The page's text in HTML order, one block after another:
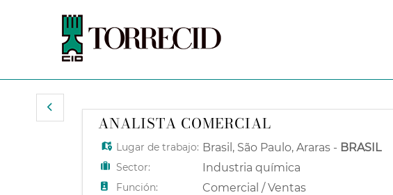
ANALISTA COMERCIAL
Lugar de trabajo: Brasil , São Paulo,Araras - BRASIL
Sector: Industria química
Función: Comercial / Ventas